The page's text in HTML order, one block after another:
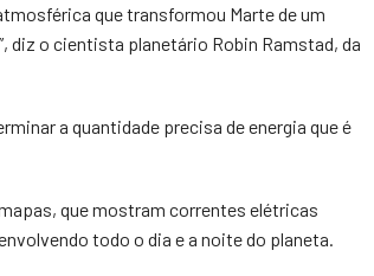
que transformou Marte de um
diz o cientista planetário Robin Ramstad, da
a quantidade precisa de energia que é
que mostram correntes elétricas
todo o dia e a noite do planeta.